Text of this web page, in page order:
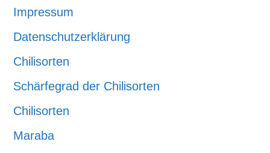
Impressum
Datenschutzerklärung
Chilisorten
Schärfegrad der Chilisorten
Chilisorten
Maraba